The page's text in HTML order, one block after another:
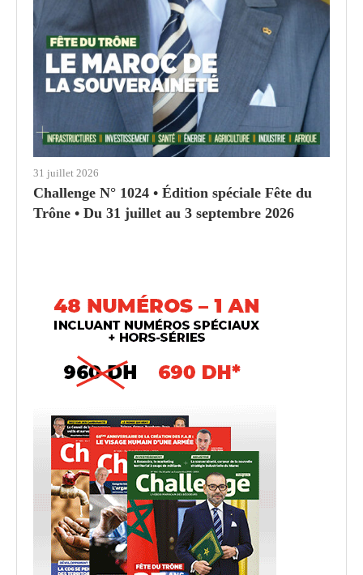
31 juillet 2026
Challenge N° 1024 • Édition spéciale Fête du
Trône • Du 31 juillet au 3 septembre 2026